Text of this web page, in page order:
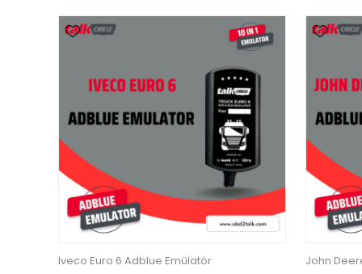
Iveco Euro 6 Adblue Emülatör
John